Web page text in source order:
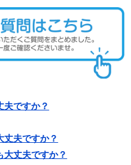
夫ですか？
丈夫ですか？
大丈夫ですか？